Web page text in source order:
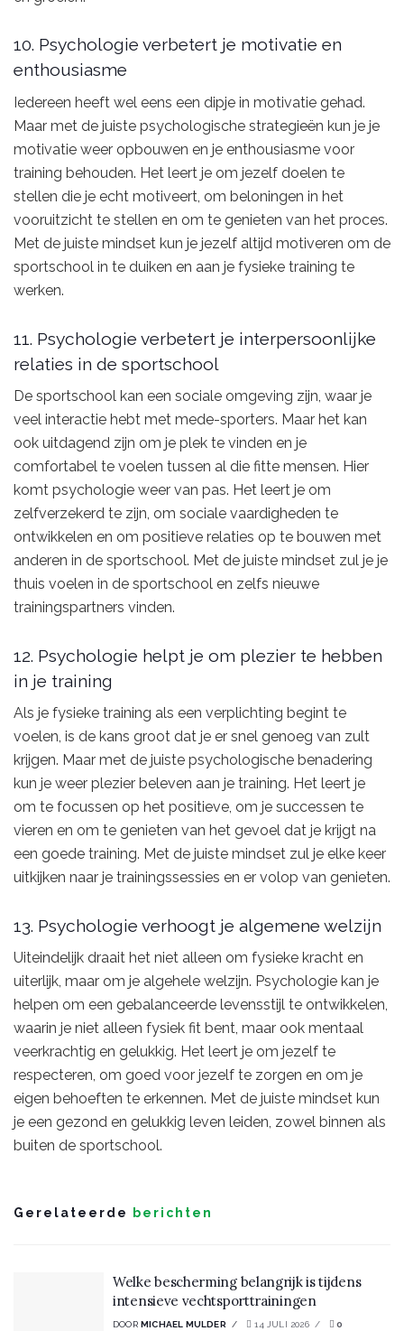
10. Psychologie verbetert je motivatie en
enthousiasme
Iedereen heeft wel eens een dipje in motivatie gehad.
Maar met de juiste psychologische strategieën kun je je
motivatie weer opbouwen en je enthousiasme voor
training behouden. Het leert je om jezelf doelen te
stellen die je echt motiveert, om beloningen in het
vooruitzicht te stellen en om te genieten van het proces.
Met de juiste mindset kun je jezelf altijd motiveren om de
sportschool in te duiken en aan je fysieke training te
werken.
11. Psychologie verbetert je interpersoonlijke
relaties in de sportschool
De sportschool kan een sociale omgeving zijn, waar je
veel interactie hebt met mede-sporters. Maar het kan
ook uitdagend zijn om je plek te vinden en je
comfortabel te voelen tussen al die fitte mensen. Hier
komt psychologie weer van pas. Het leert je om
zelfverzekerd te zijn, om sociale vaardigheden te
ontwikkelen en om positieve relaties op te bouwen met
anderen in de sportschool. Met de juiste mindset zul je je
thuis voelen in de sportschool en zelfs nieuwe
trainingspartners vinden.
12. Psychologie helpt je om plezier te hebben
in je training
Als je fysieke training als een verplichting begint te
voelen, is de kans groot dat je er snel genoeg van zult
krijgen. Maar met de juiste psychologische benadering
kun je weer plezier beleven aan je training. Het leert je
om te focussen op het positieve, om je successen te
vieren en om te genieten van het gevoel dat je krijgt na
een goede training. Met de juiste mindset zul je elke keer
uitkijken naar je trainingssessies en er volop van genieten.
13. Psychologie verhoogt je algemene welzijn
Uiteindelijk draait het niet alleen om fysieke kracht en
uiterlijk, maar om je algehele welzijn. Psychologie kan je
helpen om een gebalanceerde levensstijl te ontwikkelen,
waarin je niet alleen fysiek fit bent, maar ook mentaal
veerkrachtig en gelukkig. Het leert je om jezelf te
respecteren, om goed voor jezelf te zorgen en om je
eigen behoeften te erkennen. Met de juiste mindset kun
je een gezond en gelukkig leven leiden, zowel binnen als
buiten de sportschool.
Gerelateerde berichten
Welke bescherming belangrijk is tijdens
intensieve vechtsporttrainingen
DOOR MICHAEL MULDER 14 JULI 2026 0